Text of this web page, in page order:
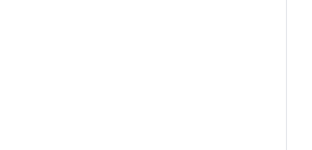
auswählen und in den